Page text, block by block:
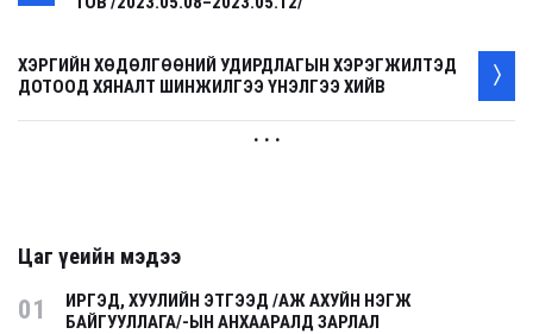
ХЭРГИЙН ХӨДӨЛГӨӨНИЙ УДИРДЛАГЫН ХЭРЭГЖИЛТЭД
ДОТООД ХЯНАЛТ ШИНЖИЛГЭЭ ҮНЭЛГЭЭ ХИЙВ
. . .
Цаг үеийн мэдээ
01
ИРГЭД, ХУУЛИЙН ЭТГЭЭД /АЖ АХУЙН НЭГЖ
БАЙГУУЛЛАГА/-ЫН АНХААРАЛД ЗАРЛАЛ